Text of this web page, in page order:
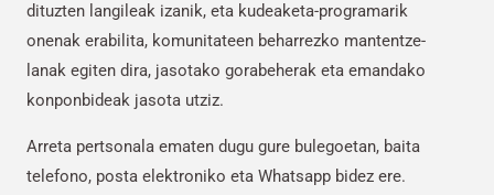
dituzten langileak izanik, eta kudeaketa-programarik
onenak erabilita, komunitateen beharrezko mantentze-
lanak egiten dira, jasotako gorabeherak eta emandako
konponbideak jasota utziz.
Arreta pertsonala ematen dugu gure bulegoetan, baita
telefono, posta elektroniko eta Whatsapp bidez ere.